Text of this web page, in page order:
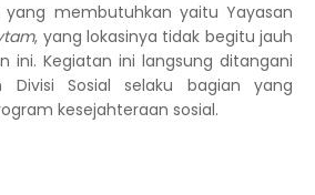
yang membutuhkan yaitu Yayasan
, yang lokasinya tidak begitu jauh
ini. Kegiatan ini langsung ditangani
Sosial selaku bagian yang
kesejahteraan sosial.